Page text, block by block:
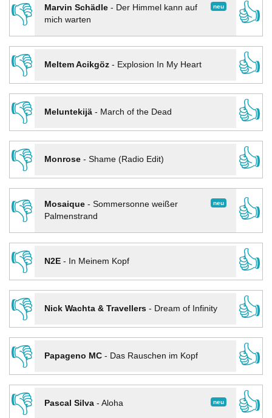
👎 neu
Marvin Schädle- Der Himmel kann auf
mich warten
👍
👎
Meltem Acikgöz- Explosion In My Heart
👍
👎
Meluntekijä- March of the Dead
👍
👎
Monrose- Shame (Radio Edit)
👍
👎
neu
Mosaique- Sommersonne weißer
Palmenstrand
👍
👎
N2E- In Meinem Kopf
👍
👎
Nick Wachta & Travellers- Dream of Infinity
👍
👎
Papageno MC- Das Rauschen im Kopf
👍
👎
neu
Pascal Silva- Aloha
👍